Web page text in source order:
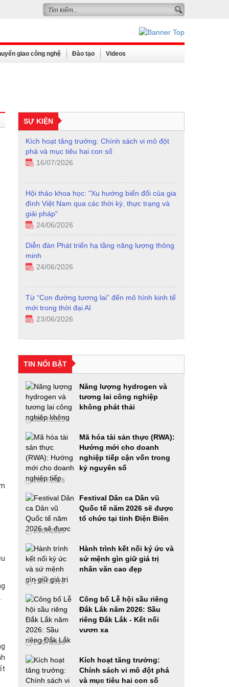
giao công nghệ Đào tạo Videos
SỰ KIỆN
phá và mục tiêu hai con số
16/07/2026
đình Việt Nam qua các thời kỳ, thực trạng và
giải pháp"
24/06/2026
minh
24/06/2026
mới trong thời đại AI
23/06/2026
Từ chủ trương của Đảng đến hành động Quốc
gia
18/06/2026
VIMEXPO 2026 và Vietnam AutoExpo 2026:
Cầu nối hiệu quả cho các doanh nghiệp trong
ngành Ô tô, xe máy và Công nghiệp hỗ trợ
Ứng dụng công nghệ số, AI và mã hóa tài sản
thực trong phát triển doanh nghiệp Việt Nam
27/05/2026
Phát động cuộc thi Samsung solve for
tomorrow 2026 tại khu vực phía Nam, hoàn
thành chuỗi roadshow ba miền
19/05/2026
Cha-Ching đến Huế: Prudential đánh dấu cột
mốc đưa giáo dục tài chính đến hơn 490
trường học trên cả nước
18/05/2026
Tiếp tục phát động cuộc thi Samsung Solve
For Tomorrow 2026 tại khu vực miền Trung
15/05/2026
Không chỉ bảo hiểm tương lai - Prudential Việt
Nam còn dạy trẻ “tự chủ tài chính” từ hôm nay
14/05/2026
TIN NỔI BẬT
Năng lượng hydrogen và
tương lai công nghiệp
không phát thải
30/07/2026
Mã hóa tài sản thực (RWA):
Hướng mới cho doanh
nghiệp tiếp cận vốn trong
kỷ nguyên số
26/07/2026
Festival Dân ca Dân vũ
Quốc tế năm 2026 sẽ được
tổ chức tại tỉnh Điện Biên
23/07/2026
Hành trình kết nối ký ức và
sứ mệnh gìn giữ giá trị
nhân văn cao đẹp
23/07/2026
Công bố Lễ hội sầu riêng
Đắk Lắk năm 2026: Sầu
riêng Đắk Lắk - Kết nối
vươn xa
21/07/2026
Kích hoạt tăng trưởng:
Chính sách vi mô đột phá
và mục tiêu hai con số